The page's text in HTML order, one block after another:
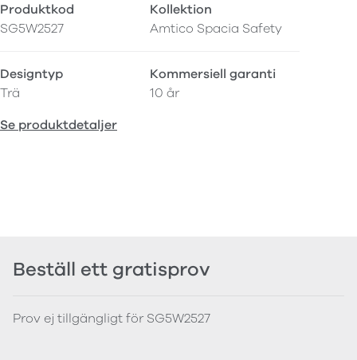
Produktkod
SG5W2527
Kollektion
Amtico Spacia Safety
Designtyp
Trä
Kommersiell garanti
10 år
Se produktdetaljer
Beställ ett gratisprov
Prov ej tillgängligt för SG5W2527